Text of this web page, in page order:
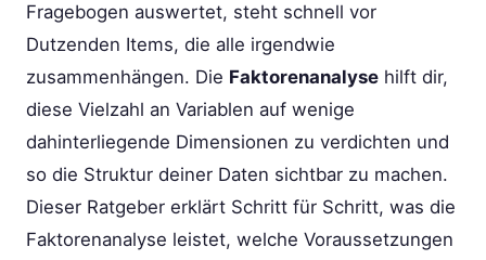
Fragebogen auswertet, steht schnell vor
Dutzenden Items, die alle irgendwie
zusammenhängen. Die Faktorenanalyse hilft dir,
diese Vielzahl an Variablen auf wenige
dahinterliegende Dimensionen zu verdichten und
so die Struktur deiner Daten sichtbar zu machen.
Dieser Ratgeber erklärt Schritt für Schritt, was die
Faktorenanalyse leistet, welche Voraussetzungen